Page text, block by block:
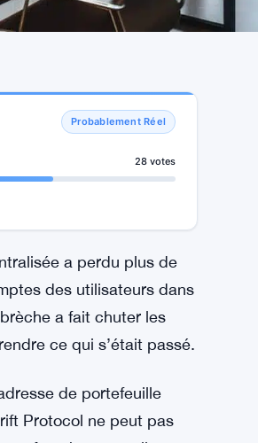
Probablement Réel
28 votes
a perdu plus de
des utilisateurs dans
a fait chuter les
ce qui s’était passé.
de portefeuille
Protocol ne peut pas